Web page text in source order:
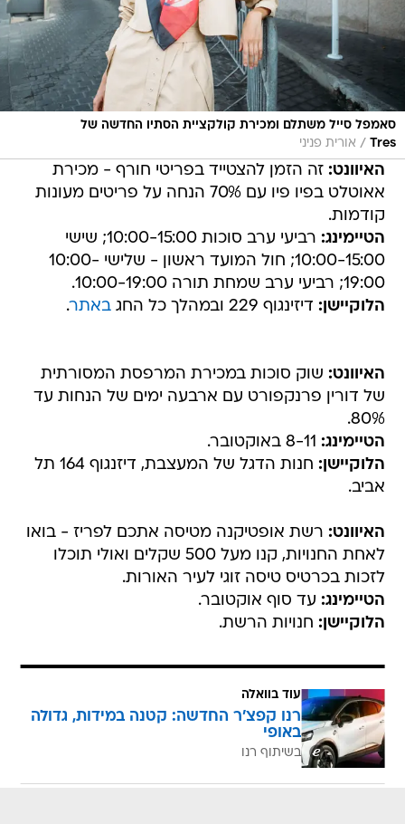
סאמפל סייל משתלם ומכירת קולקציית הסתיו החדשה של
Tres
/ אורית פניני
האיוונט: זה הזמן להצטייד בפריטי חורף - מכירת
אאוטלט בפיו פיו עם 70% הנחה על פריטים מעונות
קודמות.
הטיימינג:
רביעי ערב סוכות 10:00-15:00; שישי
10:00-15:00; חול המועד ראשון - שלישי 10:00-
19:00; רביעי ערב שמחת תורה 10:00-19:00.
הלוקיישן: דיזינגוף 229 ובמהלך כל החג באתר.
האיוונט: שוק סוכות במכירת המרפסת המסורתית
של דורין פרנקפורט עם ארבעה ימים של הנחות עד
80%.
הטיימינג:
הלוקיישן:
חנות הדגל של המעצבת, דיזנגוף 164 תל
אביב.
האיוונט: רשת אופטיקנה מטיסה אתכם לפריז - בואו
לאחת החנויות, קנו מעל 500 שקלים ואולי תוכלו
לזכות בכרטיס טיסה זוגי לעיר האורות.
הטיימינג: עד סוף אוקטובר.
הלוקיישן: חנויות הרשת.
עוד בוואלה
רנו קפצ'ר החדשה: קטנה במידות, גדולה
באופי
בשיתוף רנו